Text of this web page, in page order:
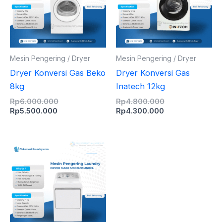
Mesin Pengering / Dryer
Dryer Konversi Gas Beko
8kg
Rp6.000.000
Rp5.500.000
Mesin Pengering / Dryer
Dryer Konversi Gas
Inatech 12kg
Rp4.800.000
Rp4.300.000